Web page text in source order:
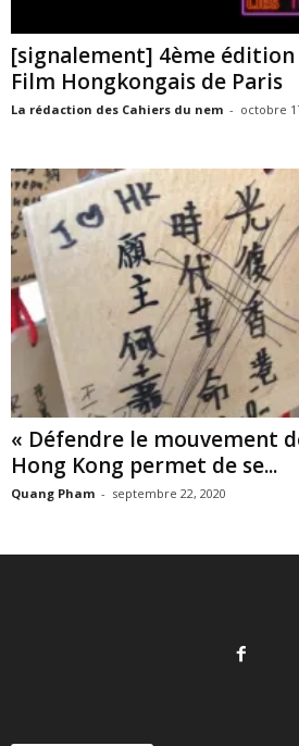
[signalement] 4ème édition
Film Hongkongais de Paris
La rédaction des Cahiers du nem - octobre
« Défendre le mouvement
Hong Kong permet de se...
Quang Pham - septembre 22, 2020